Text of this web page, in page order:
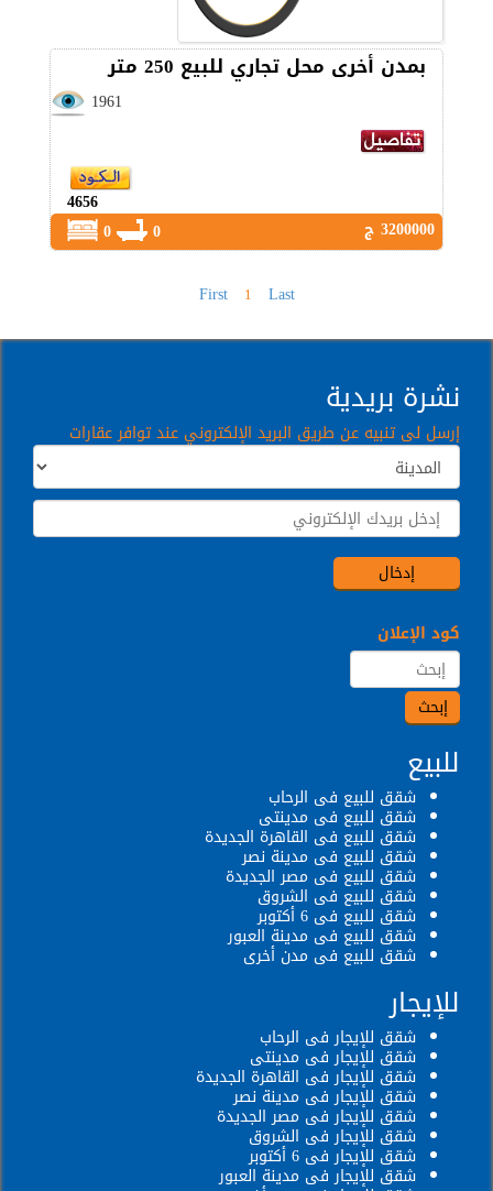
بمدن أخرى محل تجاري للبيع 250 متر
1961
4656
3200000 ج
0
First 1 Last
نشرة بريدية
إرسل لى تنبيه عن طريق البريد الإلكتروني عند توافر عقارات
كود الإعلان
للبيع
شقق للبيع فى الرحاب
شقق للبيع فى مدينتى
شقق للبيع فى القاهرة الجديدة
شقق للبيع فى مدينة نصر
شقق للبيع فى مصر الجديدة
شقق للبيع فى الشروق
شقق للبيع فى 6 أكتوبر
شقق للبيع فى مدينة العبور
شقق للبيع فى مدن أخرى
للإيجار
شقق للإيجار فى الرحاب
شقق للإيجار فى مدينتى
شقق للإيجار فى القاهرة الجديدة
شقق للإيجار فى مدينة نصر
شقق للإيجار فى مصر الجديدة
شقق للإيجار فى الشروق
شقق للإيجار فى 6 أكتوبر
شقق للإيجار فى مدينة العبور